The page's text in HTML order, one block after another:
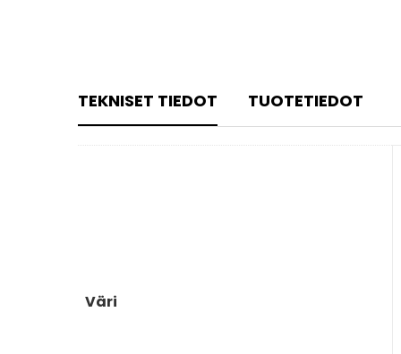
TEKNISET TIEDOT TUOTETIEDOT
Väri